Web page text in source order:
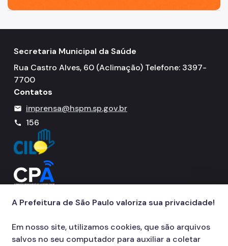
Secretaria Municipal da Saúde
Rua Castro Alves, 60 (Aclimação) Telefone: 3397-
7700
Contatos
mail imprensa@hspm.sp.gov.br
call 156
A Prefeitura de São Paulo valoriza sua privacidade!
Em nosso site, utilizamos cookies, que são arquivos
salvos no seu computador para auxiliar a coletar